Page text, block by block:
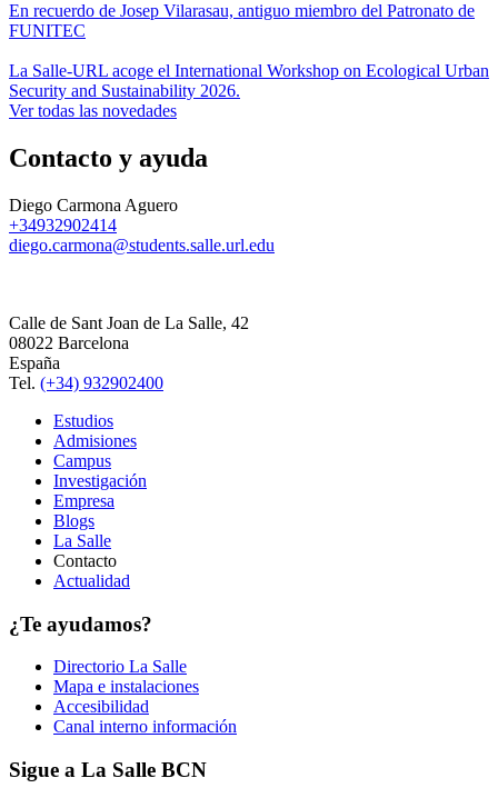
En recuerdo de Josep Vilarasau, antiguo miembro del Patronato de
FUNITEC
La Salle-URL acoge el International Workshop on Ecological Urban
Security and Sustainability 2026.
Ver todas las novedades
Contacto y ayuda
Diego Carmona Aguero
+34932902414
diego.carmona@students.salle.url.edu
Calle de Sant Joan de La Salle, 42
08022 Barcelona
España
Tel. (+34) 932902400
Estudios
Admisiones
Campus
Investigación
Empresa
Blogs
La Salle
Contacto
Actualidad
¿Te ayudamos?
Directorio La Salle
Mapa e instalaciones
Accesibilidad
Canal interno información
Sigue a La Salle BCN